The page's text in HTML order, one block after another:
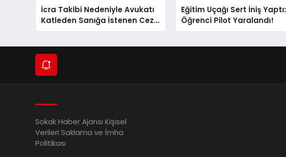
İcra Takibi Nedeniyle Avukatı
Katleden Sanığa İstenen Ceza
Belli Oldu!
Eğitim Uçağı Sert İniş Yaptı:
Öğrenci Pilot Yaralandı!
Sokak Haber Ajansı Kişisel
Verileri Saklama ve İmha
Politikası